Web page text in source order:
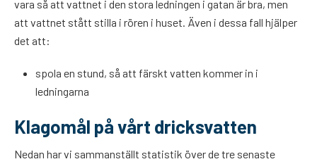
vara så att vattnet i den stora ledningen i gatan är bra, men
att vattnet stått stilla i rören i huset. Även i dessa fall hjälper
det att:
spola en stund, så att färskt vatten kommer in i
ledningarna
Klagomål på vårt dricksvatten
Nedan har vi sammanställt statistik över de tre senaste